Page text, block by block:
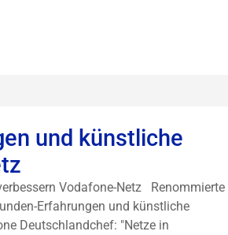
und künstliche
Vodafone-Netz Renommierte
Erfahrungen und künstliche
Deutschlandchef: "Netze in